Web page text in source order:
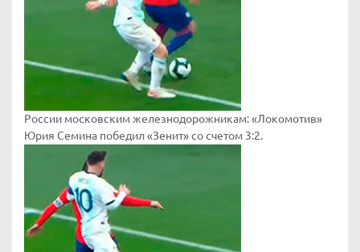
России московским железнодорожникам: «Локомотив»
Юрия Семина победил «Зенит» со счетом 3:2.